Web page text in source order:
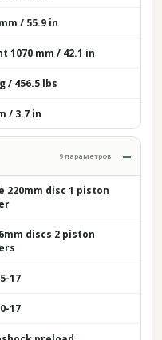
/ 55.9 in
1070 mm / 42.1 in
/ 456.5 lbs
/ 3.7 in
9 параметров
220mm disc 1 piston
discs 2 piston
17
17